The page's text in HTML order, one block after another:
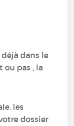
dans le
ou pas , la
les
dossier